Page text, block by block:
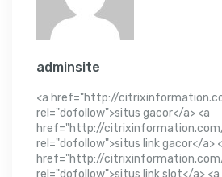
adminsite
<a href="http://
rel="dofollow">situs gacor</a> <a
href="http://
rel="dofollow">situs link gacor</a>
href="http://
rel="dofollow">situs link slot</a> <a